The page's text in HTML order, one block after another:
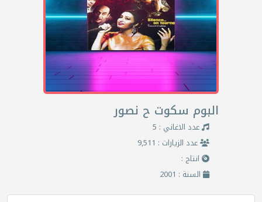
البوم سكوت ح نصور
عدد الاغاني : 5
عدد الزيارات : 9,511
انتاج :
السنة : 2001